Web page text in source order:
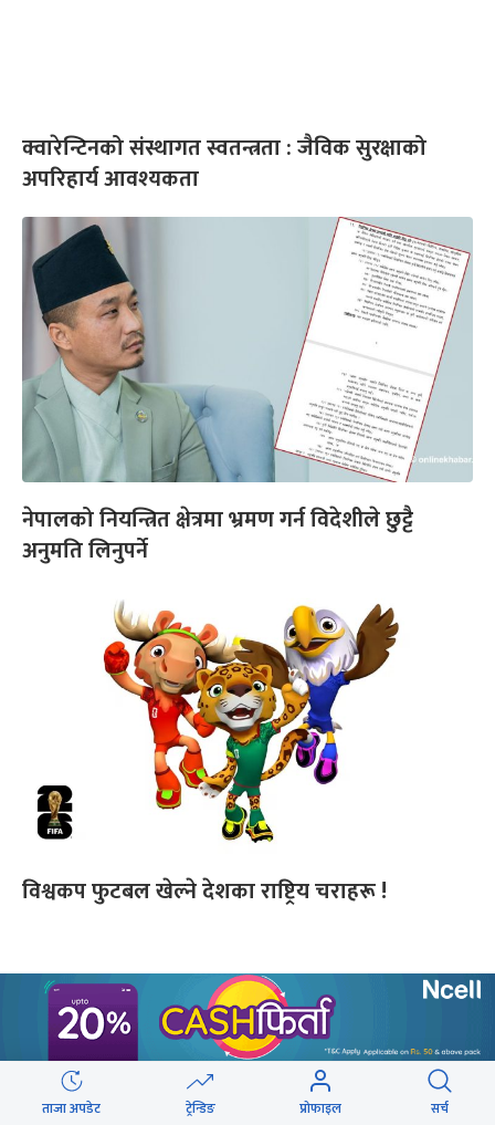
क्वारेन्टिनको संस्थागत स्वतन्त्रता : जैविक सुरक्षाको
अपरिहार्य आवश्यकता
नेपालको नियन्त्रित क्षेत्रमा भ्रमण गर्न विदेशीले छुट्टै
अनुमति लिनुपर्ने
विश्वकप फुटबल खेल्ने देशका राष्ट्रिय चराहरू !
ताजा अपडेट ट्रेन्डिङ प्रोफाइल सर्च